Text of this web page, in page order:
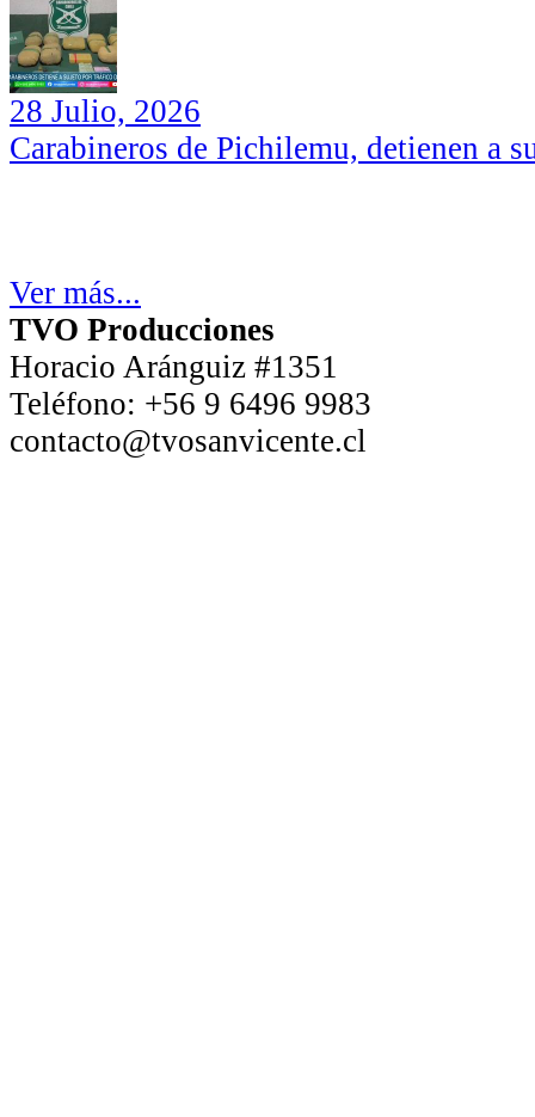
28 Julio, 2026
Carabineros de Pichilemu, detienen a
Ver más...
TVO Producciones
Horacio Aránguiz #1351
Teléfono: +56 9 6496 9983
contacto@tvosanvicente.cl